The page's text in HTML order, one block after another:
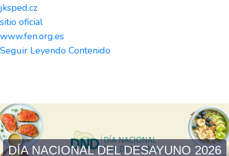
jksped.cz
sitio oficial
www.fen.org.es
Seguir Leyendo Contenido
DÍA NACIONAL DEL DESAYUNO 2026